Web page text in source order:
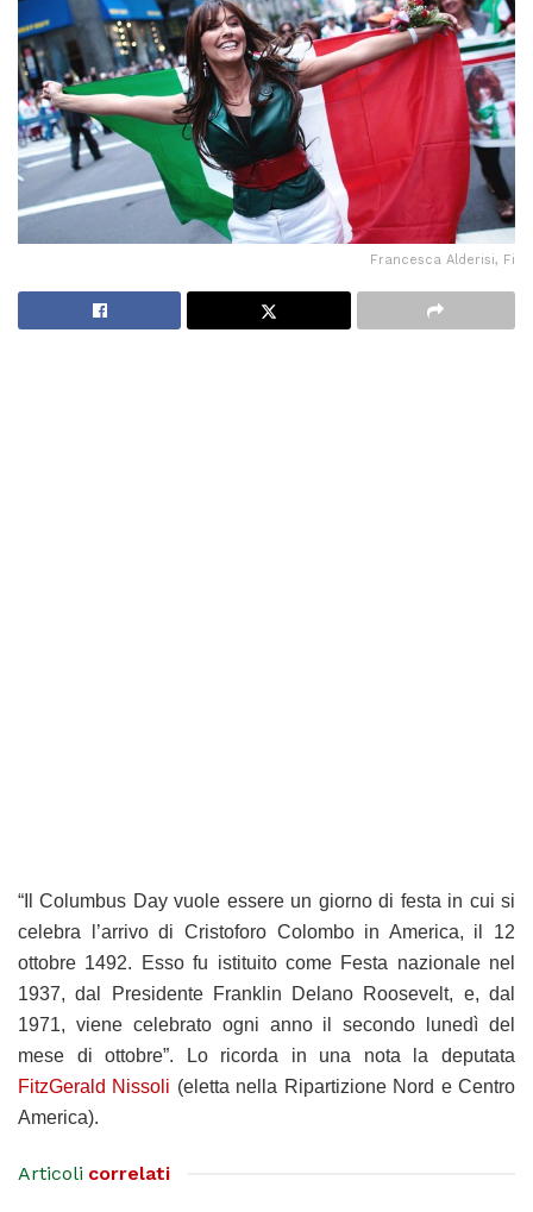
Francesca Alderisi, Fi
“Il Columbus Day vuole essere un giorno di festa in cui si
celebra l’arrivo di Cristoforo Colombo in America, il 12
ottobre 1492. Esso fu istituito come Festa nazionale nel
1937, dal Presidente Franklin Delano Roosevelt, e, dal
1971, viene celebrato ogni anno il secondo lunedì del
mese di ottobre”. Lo ricorda in una nota la deputata
FitzGerald Nissoli (eletta nella Ripartizione Nord e Centro
America).
Articoli correlati